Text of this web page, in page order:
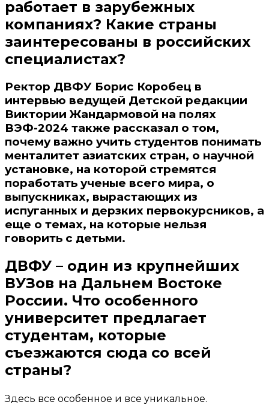
работает в зарубежных
компаниях? Какие страны
заинтересованы в российских
специалистах?
Ректор ДВФУ Борис Коробец в
интервью ведущей Детской редакции
Виктории Жандармовой на полях
ВЭФ-2024 также рассказал о том,
почему важно учить студентов понимать
менталитет азиатских стран, о научной
установке, на которой стремятся
поработать ученые всего мира, о
выпускниках, вырастающих из
испуганных и дерзких первокурсников, а
еще о темах, на которые нельзя
говорить с детьми.
ДВФУ – один из крупнейших
ВУЗов на Дальнем Востоке
России. Что особенного
университет предлагает
студентам, которые
съезжаются сюда со всей
страны?
Здесь все особенное и все уникальное.